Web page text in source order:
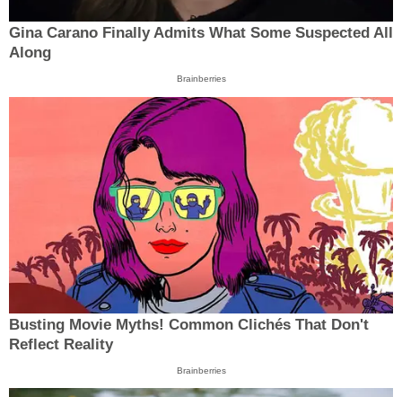
Gina Carano Finally Admits What Some Suspected All
Along
Brainberries
Busting Movie Myths! Common Clichés That Don't
Reflect Reality
Brainberries